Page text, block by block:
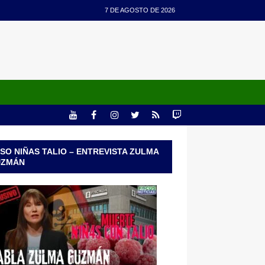
7 DE AGOSTO DE 2026
NIÑAS TALIO – ENTREVISTA ZULMA